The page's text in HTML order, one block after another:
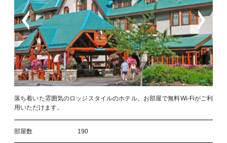
落ち着いた雰囲気のロッジスタイルのホテル。お部屋で無料Wi-Fiがご利
用いただけます。
部屋数 190